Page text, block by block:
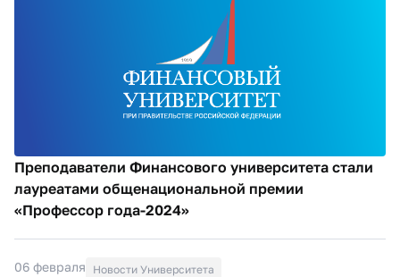
Преподаватели Финансового университета cтали
лауреатами общенациональной премии
«Профессор года-2024»
06 февраля Новости Университета